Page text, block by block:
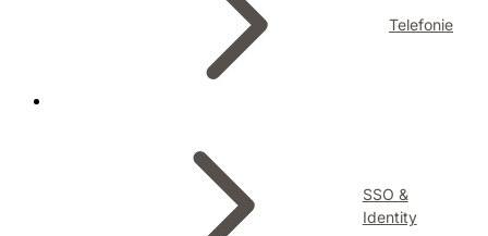
Telefonie
SSO &
Identity